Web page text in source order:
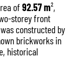
of 92.57 m²,
storey front
constructed by
brickworks in
historical